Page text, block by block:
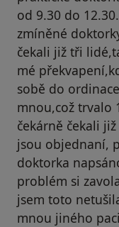
od 9.30 do
zmíněné
čekali již tři
mé
sobě do
mnou,což trvalo
čekárně čekali
jsou objednaní,
doktorka
problém si
jsem toto
mnou jiného